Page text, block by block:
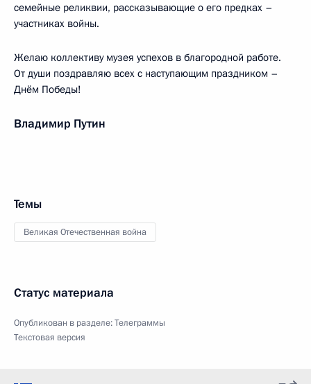
семейные реликвии, рассказывающие о его предках –
участниках войны.
Желаю коллективу музея успехов в благородной работе.
От души поздравляю всех с наступающим праздником –
Днём Победы!
Владимир Путин
Темы
Великая Отечественная война
Статус материала
Опубликован в разделе:Телеграммы
Текстовая версия